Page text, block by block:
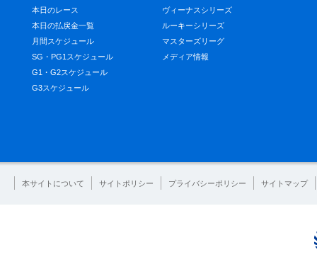
本日のレース
本日の払戻金一覧
月間スケジュール
SG・PG1スケジュール
G1・G2スケジュール
G3スケジュール
ヴィーナスシリーズ
ルーキーシリーズ
マスターズリーグ
メディア情報
本サイトについて サイトポリシー プライバシーポリシー サイトマップ